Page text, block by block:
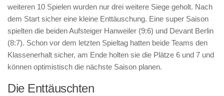
weiteren 10 Spielen wurden nur drei weitere Siege geholt. Nach
dem Start sicher eine kleine Enttäuschung. Eine super Saison
spielten die beiden Aufsteiger Hanweiler (9:6) und Devant Berlin
(8:7). Schon vor dem letzten Spieltag hatten beide Teams den
Klassenerhalt sicher, am Ende holten sie die Plätze 6 und 7 und
können optimistisch die nächste Saison planen.
Die Enttäuschten